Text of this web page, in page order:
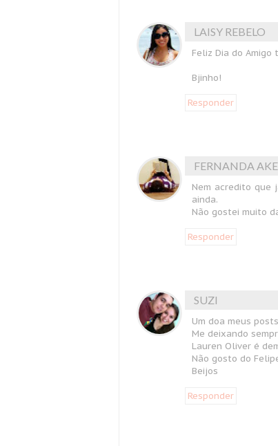
LAISY REBELO
Feliz Dia do Amigo
Bjinho!
Responder
FERNANDA
Nem acredito que
ainda.
Não gostei muito
Responder
SUZI
Um doa meus
Me deixando
Lauren Oliver é
Não gosto do
Beijos
Responder